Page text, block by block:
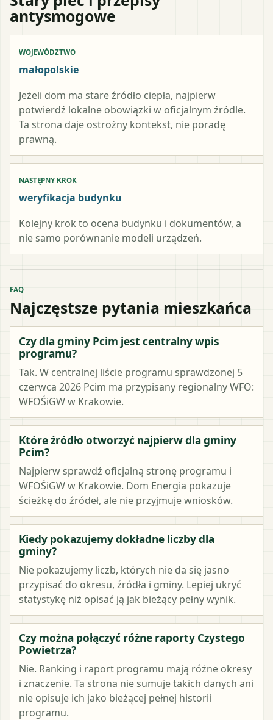
antysmogowe
WOJEWÓDZTWO
małopolskie
Jeżeli dom ma stare źródło ciepła, najpierw
potwierdź lokalne obowiązki w oficjalnym źródle.
Ta strona daje ostrożny kontekst, nie poradę
prawną.
NASTĘPNY KROK
weryfikacja budynku
Kolejny krok to ocena budynku i dokumentów, a
nie samo porównanie modeli urządzeń.
FAQ
Najczęstsze pytania mieszkańca
Czy dla gminy Pcim jest centralny wpis
programu?
Tak. W centralnej liście programu sprawdzonej 5
czerwca 2026 Pcim ma przypisany regionalny WFO:
WFOŚiGW w Krakowie.
Które źródło otworzyć najpierw dla gminy
Pcim?
Najpierw sprawdź oficjalną stronę programu i
WFOŚiGW w Krakowie. Dom Energia pokazuje
ścieżkę do źródeł, ale nie przyjmuje wniosków.
Kiedy pokazujemy dokładne liczby dla
gminy?
Nie pokazujemy liczb, których nie da się jasno
przypisać do okresu, źródła i gminy. Lepiej ukryć
statystykę niż opisać ją jak bieżący pełny wynik.
Czy można połączyć różne raporty Czystego
Powietrza?
Nie. Ranking i raport programu mają różne okresy
i znaczenie. Ta strona nie sumuje takich danych ani
nie opisuje ich jako bieżącej pełnej historii
programu.